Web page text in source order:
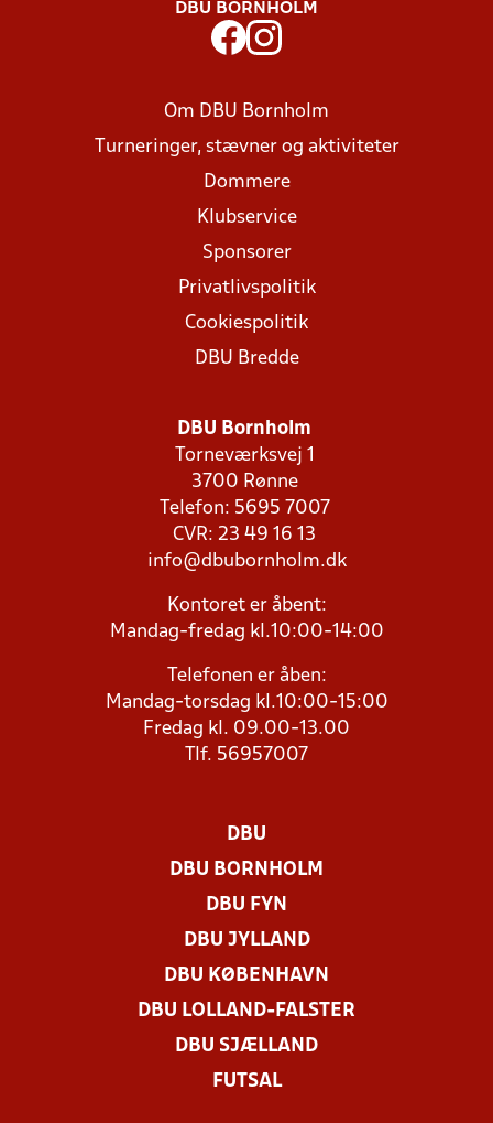
DBU BORNHOLM
Om DBU Bornholm
Turneringer, stævner og aktiviteter
Dommere
Klubservice
Sponsorer
Privatlivspolitik
Cookiespolitik
DBU Bredde
DBU Bornholm
Torneværksvej 1
3700 Rønne
Telefon: 5695 7007
CVR: 23 49 16 13
info@dbubornholm.dk
Kontoret er åbent:
Mandag-fredag kl.10:00-14:00
Telefonen er åben:
Mandag-torsdag kl.10:00-15:00
Fredag kl. 09.00-13.00
Tlf. 56957007
DBU
DBU BORNHOLM
DBU FYN
DBU JYLLAND
DBU KØBENHAVN
DBU LOLLAND-FALSTER
DBU SJÆLLAND
FUTSAL